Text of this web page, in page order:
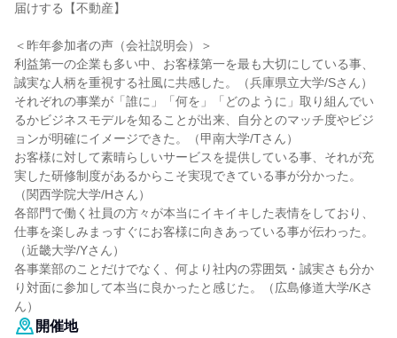
届けする【不動産】
＜昨年参加者の声（会社説明会）＞
利益第一の企業も多い中、お客様第一を最も大切にしている事、
誠実な人柄を重視する社風に共感した。（兵庫県立大学/Sさん）
それぞれの事業が「誰に」「何を」「どのように」取り組んでい
るかビジネスモデルを知ることが出来、自分とのマッチ度やビジ
ョンが明確にイメージできた。（甲南大学/Tさん）
お客様に対して素晴らしいサービスを提供している事、それが充
実した研修制度があるからこそ実現できている事が分かった。
（関西学院大学/Hさん）
各部門で働く社員の方々が本当にイキイキした表情をしており、
仕事を楽しみまっすぐにお客様に向きあっている事が伝わった。
（近畿大学/Yさん）
各事業部のことだけでなく、何より社内の雰囲気・誠実さも分か
り対面に参加して本当に良かったと感じた。（広島修道大学/Kさ
ん）
開催地